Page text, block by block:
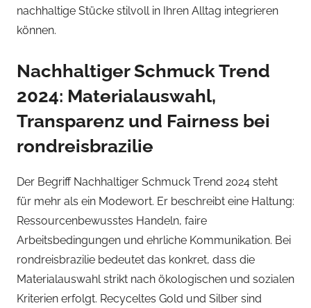
nachhaltige Stücke stilvoll in Ihren Alltag integrieren
können.
Nachhaltiger Schmuck Trend
2024: Materialauswahl,
Transparenz und Fairness bei
rondreisbrazilie
Der Begriff Nachhaltiger Schmuck Trend 2024 steht
für mehr als ein Modewort. Er beschreibt eine Haltung:
Ressourcenbewusstes Handeln, faire
Arbeitsbedingungen und ehrliche Kommunikation. Bei
rondreisbrazilie bedeutet das konkret, dass die
Materialauswahl strikt nach ökologischen und sozialen
Kriterien erfolgt. Recyceltes Gold und Silber sind